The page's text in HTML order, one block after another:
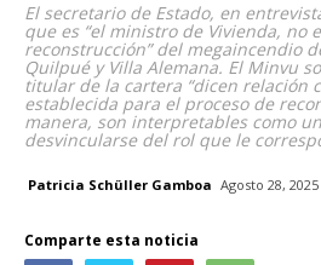
El secretario de Estado, en
que es “el ministro de Vivienda, no
reconstrucción” del megaincendio
Quilpué y Villa Alemana. El Minvu
titular de la cartera “dicen relación
establecida para el proceso de
manera, son interpretables como
desvincularse del rol que le
Patricia Schüller Gamboa Agosto 28, 2025
Comparte esta noticia